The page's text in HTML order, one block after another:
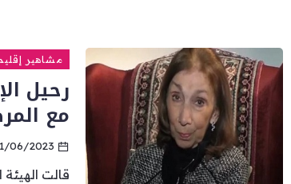
مشاهير
رحيل
مع
06/2023
قالت الهيئة